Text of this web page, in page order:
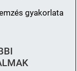
gyakorlata